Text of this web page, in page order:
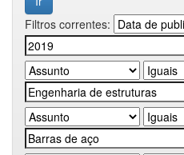
Filtros correntes: